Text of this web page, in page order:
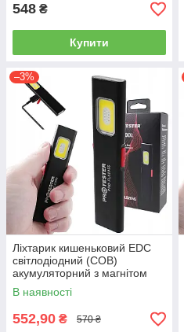
548 ₴
Купити
–3%
Ліхтарик кишеньковий EDC
світлодіодний (COB)
акумуляторний з магнітом
PROTESTER PRO-FL0205S
В наявності
552,90 ₴ 570 ₴